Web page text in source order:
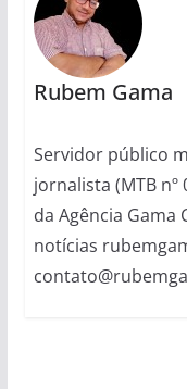
Rubem Gama
Servidor público
jornalista (MTB
da Agência
notícias